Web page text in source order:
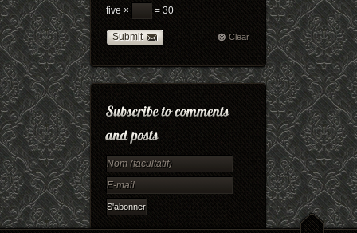
five × = 30
Submit Clear